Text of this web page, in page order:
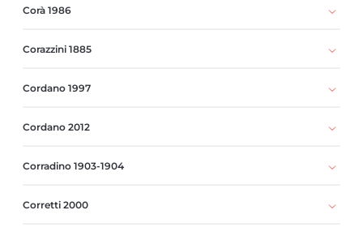
Corà 1986
Corazzini 1885
Cordano 1997
Cordano 2012
Corradino 1903-1904
Corretti 2000